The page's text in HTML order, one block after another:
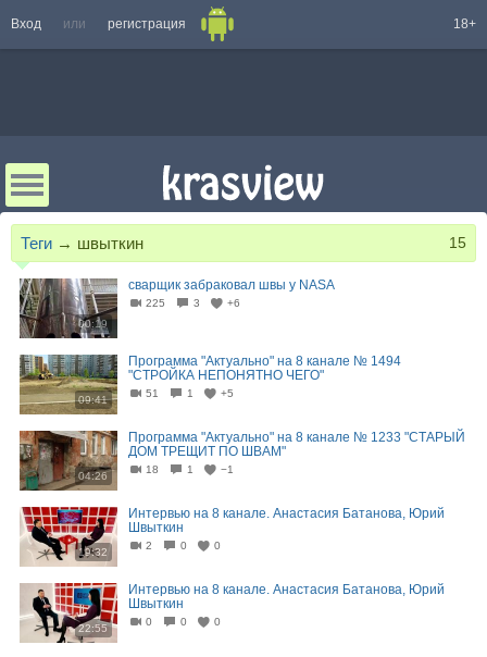
Вход или регистрация 18+
Теги → швыткин 15
00:19
сварщик забраковал швы у NASA
225 3 +6
09:41
Программа "Актуально" на 8 канале № 1494
"СТРОЙКА НЕПОНЯТНО ЧЕГО"
51 1 +5
04:26
Программа "Актуально" на 8 канале № 1233 "СТАРЫЙ
ДОМ ТРЕЩИТ ПО ШВАМ"
18 1 −1
19:32
Интервью на 8 канале. Анастасия Батанова, Юрий
Швыткин
2 0 0
22:55
Интервью на 8 канале. Анастасия Батанова, Юрий
Швыткин
0 0 0